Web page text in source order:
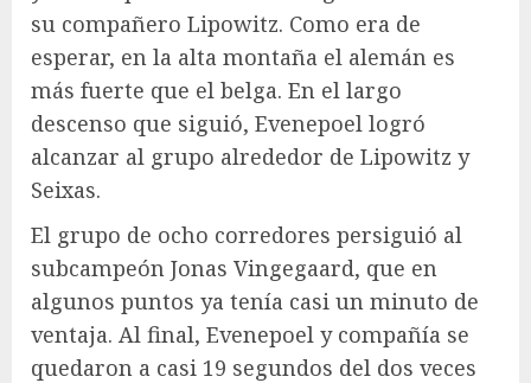
su compañero Lipowitz. Como era de
esperar, en la alta montaña el alemán es
más fuerte que el belga. En el largo
descenso que siguió, Evenepoel logró
alcanzar al grupo alrededor de Lipowitz y
Seixas.
El grupo de ocho corredores persiguió al
subcampeón Jonas Vingegaard, que en
algunos puntos ya tenía casi un minuto de
ventaja. Al final, Evenepoel y compañía se
quedaron a casi 19 segundos del dos veces